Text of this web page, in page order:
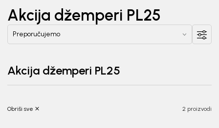
Akcija džemperi PL25
Akcija džemperi PL25
2 proizvodi
Obriši sve
Prijavi se, ostvari popuste i postani deo BebaKids